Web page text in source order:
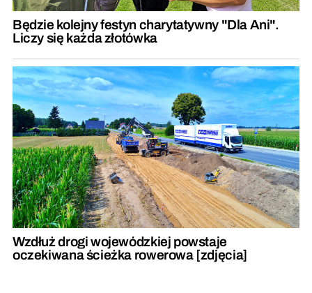
Będzie kolejny festyn charytatywny "Dla Ani".
Liczy się każda złotówka
Wzdłuż drogi wojewódzkiej powstaje
oczekiwana ścieżka rowerowa [zdjęcia]